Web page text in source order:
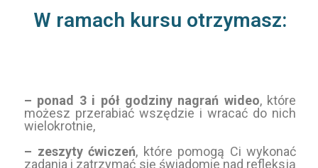
W ramach kursu otrzymasz:
– ponad 3 i pół godziny nagrań wideo, które
możesz przerabiać wszędzie i wracać do nich
wielokrotnie,
– zeszyty ćwiczeń, które pomogą Ci wykonać
zadania i zatrzymać się świadomie nad refleksją